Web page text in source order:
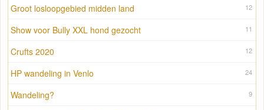
12
Groot losloopgebied midden land
11
Show voor Bully XXL hond gezocht
12
Crufts 2020
24
HP wandeling in Venlo
9
Wandeling?